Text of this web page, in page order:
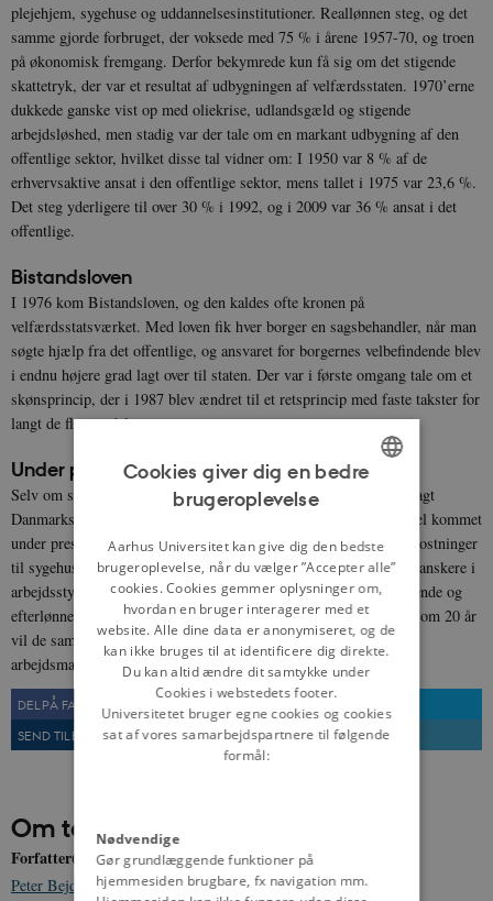
plejehjem, sygehuse og uddannelsesinstitutioner. Reallønnen steg, og det
samme gjorde forbruget, der voksede med 75 % i årene 1957-70, og troen
på økonomisk fremgang. Derfor bekymrede kun få sig om det stigende
skattetryk, der var et resultat af udbygningen af velfærdsstaten. 1970’erne
dukkede ganske vist op med oliekrise, udlandsgæld og stigende
arbejdsløshed, men stadig var der tale om en markant udbygning af den
offentlige sektor, hvilket disse tal vidner om: I 1950 var 8 % af de
erhvervsaktive ansat i den offentlige sektor, mens tallet i 1975 var 23,6 %.
Det steg yderligere til over 30 % i 1992, og i 2009 var 36 % ansat i det
offentlige.
Bistandsloven
I 1976 kom Bistandsloven, og den kaldes ofte kronen på
velfærdsstatsværket. Med loven fik hver borger en sagsbehandler, når man
søgte hjælp fra det offentlige, og ansvaret for borgernes velbefindende blev
i endnu højere grad lagt over til staten. Der var i første omgang tale om et
skønsprincip, der i 1987 blev ændret til et retsprincip med faste takster for
langt de fleste ydelser.
Under pres
Selv om skiftende regeringer i 1980’erne og 1990’erne fik nedbragt
Danmarks betragtelige udlandsgæld, er den danske velfærdsmodel kommet
under pres. Der er færre skatteydere til at betale de stigende omkostninger
til sygehuse, folkepension, efterløn og pleje. I dag forsørger tre danskere i
arbejdsstyrken tre uden for arbejdsmarkedet (arbejdsløse, studerende og
efterlønnere/folkepensionister). Prognoser tyder imidlertid på, at om 20 år
vil de samme tre erhvervsaktive skulle forsørge fire uden for
arbejdsmarkedet.
DEL PÅ FACEBOOK
SEND TIL EN VEN
UDSKRIV
Om temaet
Forfatter(e)
Peter Bejder Benjamin Kristensen
DANISH
Cookies giver dig en bedre
brugeroplevelse
Aarhus Universitet kan give dig den bedste
brugeroplevelse, når du vælger ”Accepter alle”
cookies. Cookies gemmer oplysninger om,
hvordan en bruger interagerer med et
website. Alle dine data er anonymiseret, og de
kan ikke bruges til at identificere dig direkte.
Du kan altid ændre dit samtykke under
Cookies i webstedets footer.
Universitetet bruger egne cookies og cookies
sat af vores samarbejdspartnere til følgende
formål:
Nødvendige
Gør grundlæggende funktioner på
hjemmesiden brugbare, fx navigation mm.